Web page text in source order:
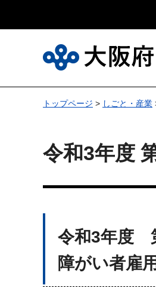
トップページ > しごと・産業
令和3年度
令和3年度
障がい者雇